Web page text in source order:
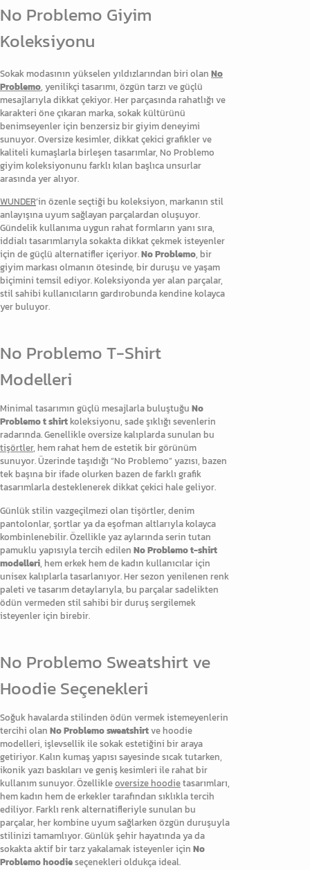
No Problemo Giyim
Koleksiyonu
Sokak modasının yükselen yıldızlarından biri olan No
Problemo, yenilikçi tasarımı, özgün tarzı ve güçlü
mesajlarıyla dikkat çekiyor. Her parçasında rahatlığı ve
karakteri öne çıkaran marka, sokak kültürünü
benimseyenler için benzersiz bir giyim deneyimi
sunuyor. Oversize kesimler, dikkat çekici grafikler ve
kaliteli kumaşlarla birleşen tasarımlar, No Problemo
giyim koleksiyonunu farklı kılan başlıca unsurlar
arasında yer alıyor.
WUNDER’in özenle seçtiği bu koleksiyon, markanın stil
anlayışına uyum sağlayan parçalardan oluşuyor.
Gündelik kullanıma uygun rahat formların yanı sıra,
iddialı tasarımlarıyla sokakta dikkat çekmek isteyenler
için de güçlü alternatifler içeriyor.No Problemo, bir
giyim markası olmanın ötesinde, bir duruşu ve yaşam
biçimini temsil ediyor. Koleksiyonda yer alan parçalar,
stil sahibi kullanıcıların gardırobunda kendine kolayca
yer buluyor.
No Problemo T-Shirt
Modelleri
Minimal tasarımın güçlü mesajlarla buluştuğu No
Problemo t shirtkoleksiyonu, sade şıklığı sevenlerin
radarında. Genellikle oversize kalıplarda sunulan bu
tişörtler, hem rahat hem de estetik bir görünüm
sunuyor. Üzerinde taşıdığı “No Problemo” yazısı, bazen
tek başına bir ifade olurken bazen de farklı grafik
tasarımlarla desteklenerek dikkat çekici hale geliyor.
Günlük stilin vazgeçilmezi olan tişörtler, denim
pantolonlar, şortlar ya da eşofman altlarıyla kolayca
kombinlenebilir. Özellikle yaz aylarında serin tutan
pamuklu yapısıyla tercih edilen No Problemo t-shirt
modelleri, hem erkek hem de kadın kullanıcılar için
unisex kalıplarla tasarlanıyor. Her sezon yenilenen renk
paleti ve tasarım detaylarıyla, bu parçalar sadelikten
ödün vermeden stil sahibi bir duruş sergilemek
isteyenler için birebir.
No Problemo Sweatshirt ve
Hoodie Seçenekleri
Soğuk havalarda stilinden ödün vermek istemeyenlerin
tercihi olan No Problemo sweatshirtve hoodie
modelleri, işlevsellik ile sokak estetiğini bir araya
getiriyor. Kalın kumaş yapısı sayesinde sıcak tutarken,
ikonik yazı baskıları ve geniş kesimleri ile rahat bir
kullanım sunuyor. Özellikleoversize hoodietasarımları,
hem kadın hem de erkekler tarafından sıklıkla tercih
ediliyor. Farklı renk alternatifleriyle sunulan bu
parçalar, her kombine uyum sağlarken özgün duruşuyla
stilinizi tamamlıyor. Günlük şehir hayatında ya da
sokakta aktif bir tarz yakalamak isteyenler için No
Problemo hoodieseçenekleri oldukça ideal.